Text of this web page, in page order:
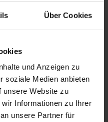
Über Cookies
und Anzeigen zu
soziale Medien anbieten
unsere Website zu
Informationen zu Ihrer
unsere Partner für
Gesamt 182,-
Sparen bis zu23%